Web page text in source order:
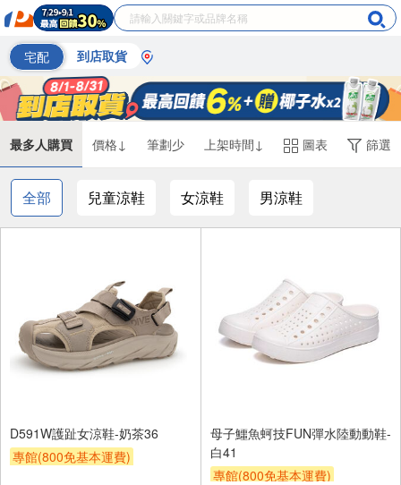
宅配 到店取貨
最多人購買 價格↓ 筆劃少 上架時間↓ 圖表 篩選
全部 兒童涼鞋 女涼鞋 男涼鞋
D591W護趾女涼鞋-奶茶36
專館(800免基本運費)
母子鱷魚蚵技FUN彈水陸動動鞋-
白41
專館(800免基本運費)